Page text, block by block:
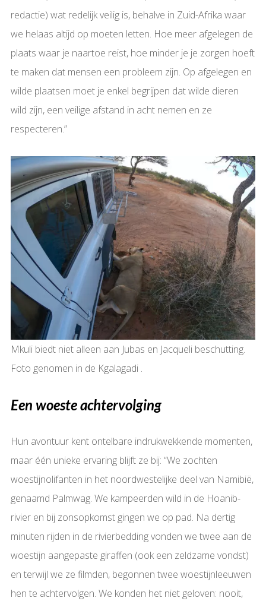
redactie) wat redelijk veilig is, behalve in Zuid-Afrika waar
we helaas altijd op moeten letten. Hoe meer afgelegen de
plaats waar je naartoe reist, hoe minder je je zorgen hoeft
te maken dat mensen een probleem zijn. Op afgelegen en
wilde plaatsen moet je enkel begrijpen dat wilde dieren
wild zijn, een veilige afstand in acht nemen en ze
respecteren.”
Mkuli biedt niet alleen aan Jubas en Jacqueli beschutting.
Foto genomen in de Kgalagadi .
Een woeste achtervolging
Hun avontuur kent ontelbare indrukwekkende momenten,
maar één unieke ervaring blijft ze bij: “We zochten
woestijnolifanten in het noordwestelijke deel van Namibië,
genaamd Palmwag. We kampeerden wild in de Hoanib-
rivier en bij zonsopkomst gingen we op pad. Na dertig
minuten rijden in de rivierbedding vonden we twee aan de
woestijn aangepaste giraffen (ook een zeldzame vondst)
en terwijl we ze filmden, begonnen twee woestijnleeuwen
hen te achtervolgen. We konden het niet geloven: nooit,